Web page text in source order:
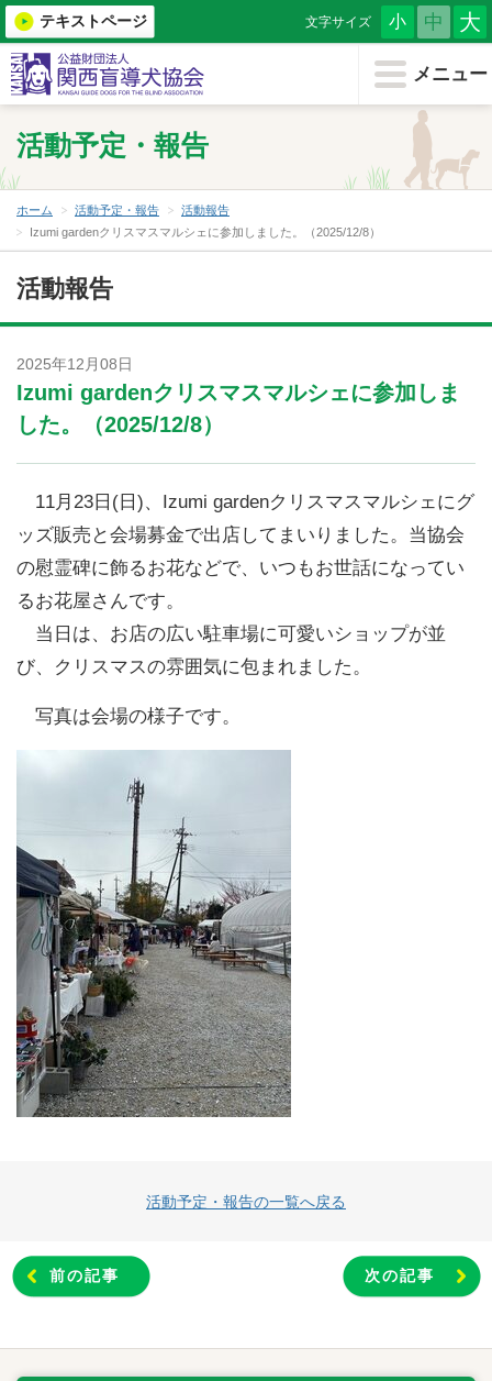
メニュー
テキストページ 文字サイズ 小 中 大
メニューを閉じる
協会について
盲導犬を知る
盲導犬を希望する
盲導犬クイール
職員募集について
個人情報保護方針
お問い合わせ
ENGLISH
活動予定・報告
ホーム 活動予定・報告
活動報告
Izumi gardenクリスマスマルシェに参加しました。（2025/12/8）
活動報告
2025年12月08日
Izumi gardenクリスマスマルシェに参加しま
した。（2025/12/8）
11月23日(日)、Izumi gardenクリスマスマルシェにグ
ッズ販売と会場募金で出店してまいりました。当協会
の慰霊碑に飾るお花などで、いつもお世話になってい
るお花屋さんです。
当日は、お店の広い駐車場に可愛いショップが並
び、クリスマスの雰囲気に包まれました。
写真は会場の様子です。
前の記事
活動予定・報告の一覧へ戻る
次の記事